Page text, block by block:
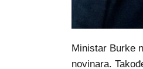
Ministar Burke
novinara.